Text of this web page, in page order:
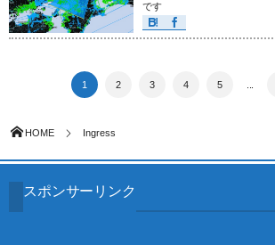
です
1 2 3 4 5
HOME Ingress
スポンサーリンク